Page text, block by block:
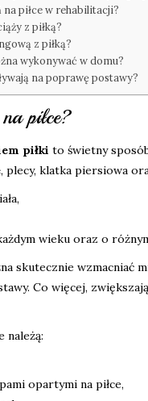
piłce w rehabilitacji?
z piłką?
z piłką?
wykonywać w domu?
na poprawę postawy?
piłce?
piłki to świetny
, plecy, klatka piersiowa
wieku oraz o
skutecznie wzmacniać
Co więcej,
należą:
opartymi na piłce,